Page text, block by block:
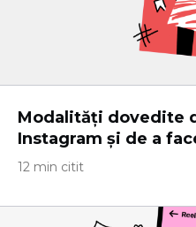
Modalități dovedite
Instagram și de a
12 min citit